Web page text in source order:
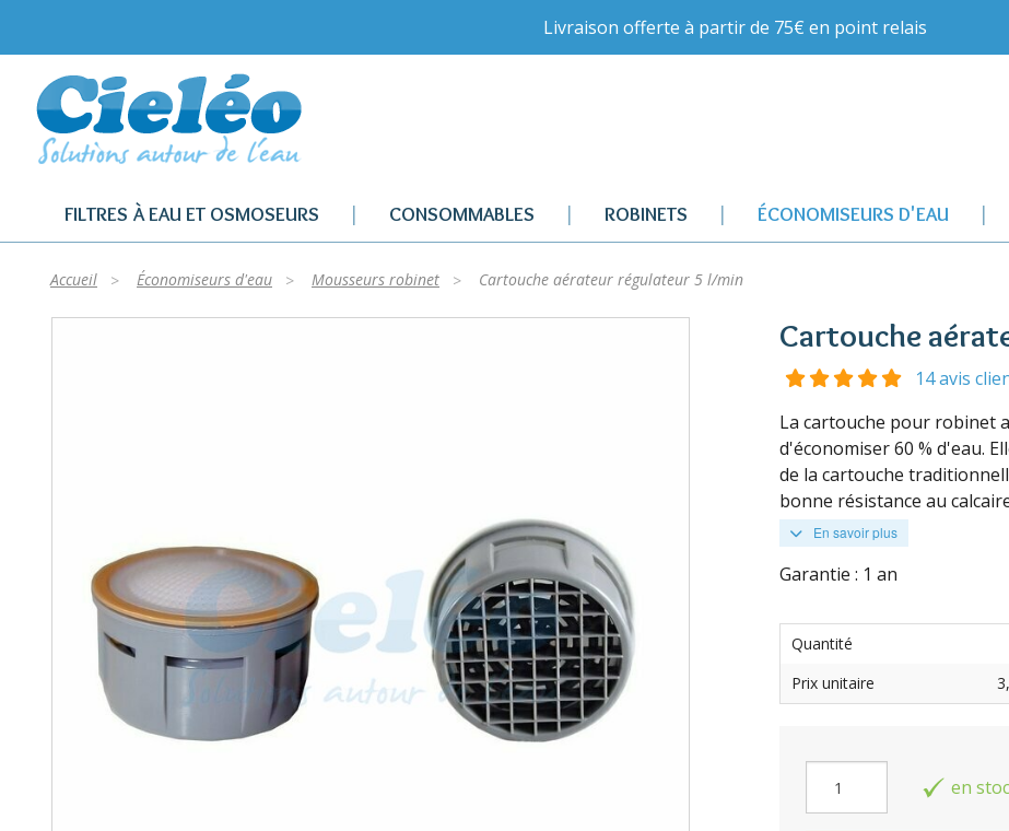
Livraison offerte à partir de 75€ en point relais
FILTRES À EAU ET OSMOSEURS CONSOMMABLES ROBINETS ÉCONOMISEURS D'EAU
Accueil Économiseurs d'eau Mousseurs robinet Cartouche aérateur régulateur 5 l/min
Cartouche
en
14 avis
La cartouche pour robinet
d'économiser 60 % d'eau.
de la cartouche
bonne résistance au
En savoir plus
Garantie : 1 an
Quantité
Prix unitaire